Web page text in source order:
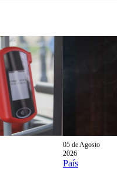
05 de Agosto
2026
País